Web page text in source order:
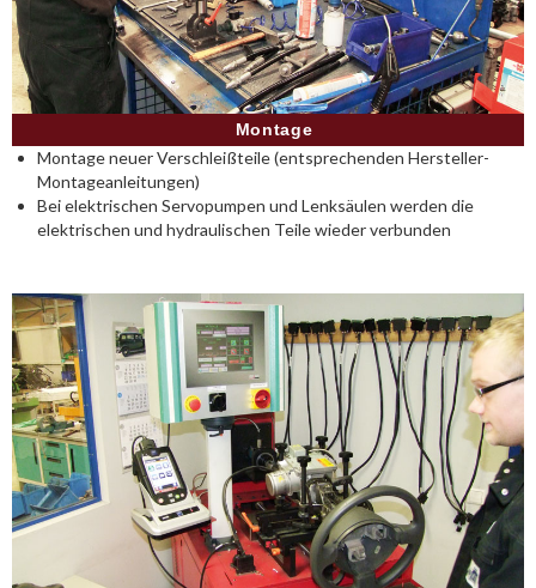
Montage
Montage neuer Verschleißteile (entsprechenden Hersteller-
Montageanleitungen)
Bei elektrischen Servopumpen und Lenksäulen werden die
elektrischen und hydraulischen Teile wieder verbunden